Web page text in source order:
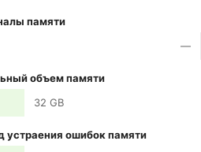
памяти
—
объем памяти
32 GB
устраения ошибок памяти